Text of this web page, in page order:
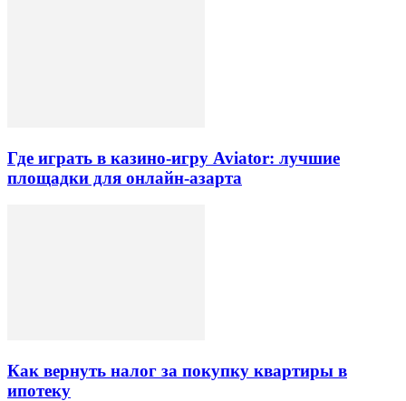
Где играть в казино-игру Aviator: лучшие
площадки для онлайн-азарта
Как вернуть налог за покупку квартиры в
ипотеку